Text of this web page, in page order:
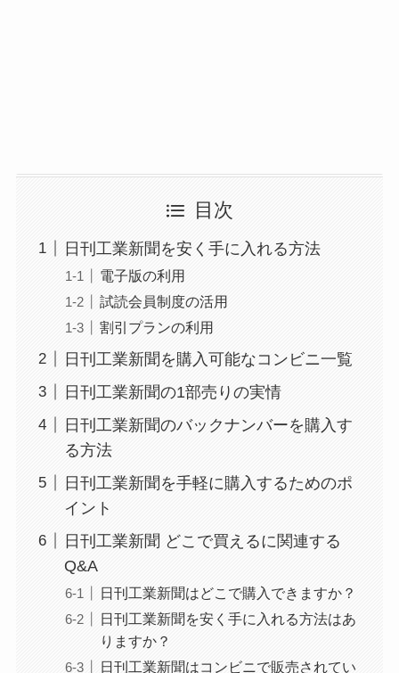
目次
日刊工業新聞を安く手に入れる方法
電子版の利用
試読会員制度の活用
割引プランの利用
日刊工業新聞を購入可能なコンビニ一覧
日刊工業新聞の1部売りの実情
日刊工業新聞のバックナンバーを購入す
る方法
日刊工業新聞を手軽に購入するためのポ
イント
日刊工業新聞 どこで買えるに関連する
Q&A
日刊工業新聞はどこで購入できますか？
日刊工業新聞を安く手に入れる方法はあ
りますか？
日刊工業新聞はコンビニで販売されてい